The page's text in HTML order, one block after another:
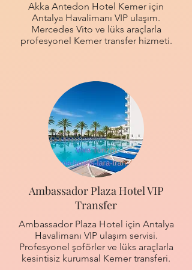
Akka Antedon Hotel Kemer için
Antalya Havalimanı VIP ulaşım.
Mercedes Vito ve lüks araçlarla
profesyonel Kemer transfer hizmeti.
Ambassador Plaza Hotel VIP
Transfer
Ambassador Plaza Hotel için Antalya
Havalimanı VIP ulaşım servisi.
Profesyonel şoförler ve lüks araçlarla
kesintisiz kurumsal Kemer transferi.